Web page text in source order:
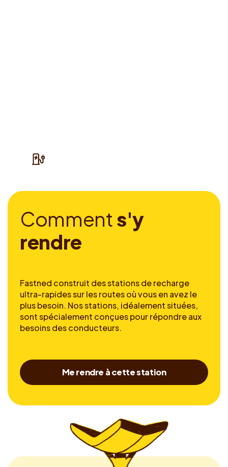
Comment s'y
rendre
Fastned construit des stations de recharge
ultra-rapides sur les routes où vous en avez le
plus besoin. Nos stations, idéalement situées,
sont spécialement conçues pour répondre aux
besoins des conducteurs.
Me rendre à cette station